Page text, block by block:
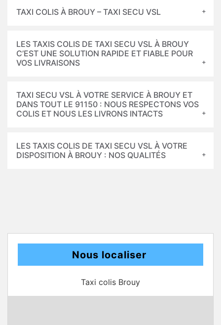
TAXI COLIS À BROUY – TAXI SECU VSL
LES TAXIS COLIS DE TAXI SECU VSL À BROUY
C’EST UNE SOLUTION RAPIDE ET FIABLE POUR
VOS LIVRAISONS
TAXI SECU VSL À VOTRE SERVICE À BROUY ET
DANS TOUT LE 91150 : NOUS RESPECTONS VOS
COLIS ET NOUS LES LIVRONS INTACTS
LES TAXIS COLIS DE TAXI SECU VSL À VOTRE
DISPOSITION À BROUY : NOS QUALITÉS
Nous localiser
Taxi colis Brouy